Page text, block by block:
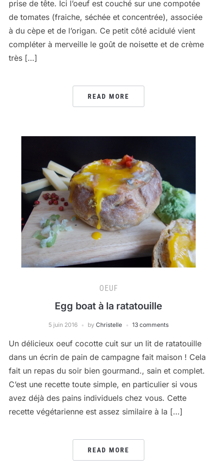
prise de tête. Ici l’oeuf est couché sur une compotée
de tomates (fraiche, séchée et concentrée), associée
à du cèpe et de l’origan. Ce petit côté acidulé vient
compléter à merveille le goût de noisette et de crème
très […]
READ MORE
OEUF
Egg boat à la ratatouille
5 juin 2016 by Christelle 13 comments
Un délicieux oeuf cocotte cuit sur un lit de ratatouille
dans un écrin de pain de campagne fait maison ! Cela
fait un repas du soir bien gourmand., sain et complet.
C’est une recette toute simple, en particulier si vous
avez déjà des pains individuels chez vous. Cette
recette végétarienne est assez similaire à la […]
READ MORE